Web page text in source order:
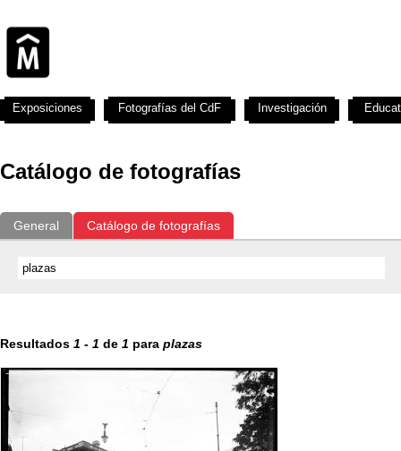
Catálogo de fotografías
General Catálogo de fotografías
Resultados 1 - 1 de 1 para plazas
Exposiciones Fotografías del CdF Investigación